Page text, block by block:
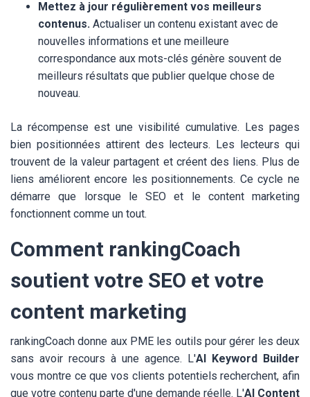
Mettez à jour régulièrement vos meilleurs
contenus. Actualiser un contenu existant avec de
nouvelles informations et une meilleure
correspondance aux mots-clés génère souvent de
meilleurs résultats que publier quelque chose de
nouveau.
La récompense est une visibilité cumulative. Les pages
bien positionnées attirent des lecteurs. Les lecteurs qui
trouvent de la valeur partagent et créent des liens. Plus de
liens améliorent encore les positionnements. Ce cycle ne
démarre que lorsque le SEO et le content marketing
fonctionnent comme un tout.
Comment rankingCoach
soutient votre SEO et votre
content marketing
rankingCoach donne aux PME les outils pour gérer les deux
sans avoir recours à une agence. L'AI Keyword Builder
vous montre ce que vos clients potentiels recherchent, afin
que votre contenu parte d'une demande réelle. L'AI Content